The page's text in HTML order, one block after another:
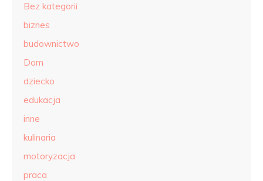
Bez kategorii
biznes
budownictwo
Dom
dziecko
edukacja
inne
kulinaria
motoryzacja
praca